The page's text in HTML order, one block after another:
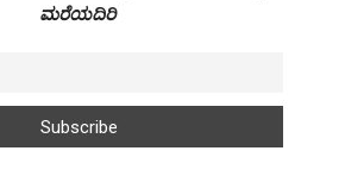
ಮರೆಯದಿರಿ